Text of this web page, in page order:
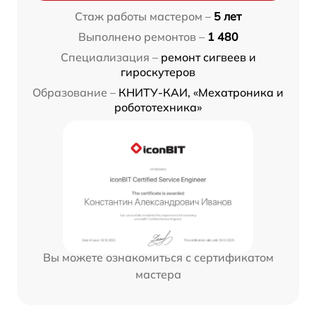
Стаж работы мастером – 5 лет
Выполнено ремонтов – 1 480
Специализация – ремонт сигвеев и
гироскутеров
Образование – КНИТУ-КАИ, «Мехатроника и
робототехника»
Вы можете ознакомиться с сертификатом
мастера